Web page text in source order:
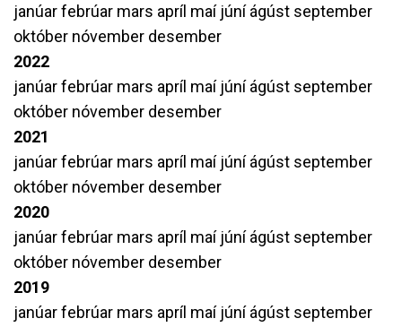
janúarfebrúar mars apríl maí júníágúst september
október nóvember desember
2022
janúarfebrúar mars apríl maí júníágúst september
október nóvember desember
2021
janúarfebrúar mars apríl maí júníágúst september
október nóvember desember
2020
janúarfebrúar mars apríl maí júníágúst september
október nóvember desember
2019
janúarfebrúar mars apríl maí júníágúst september